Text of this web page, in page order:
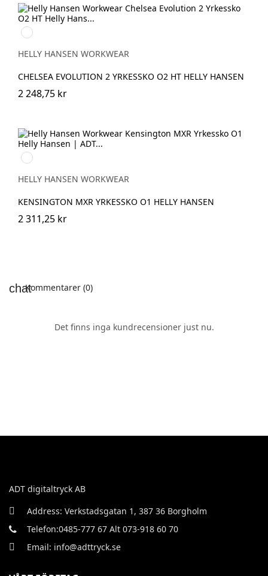
992
BLACK/ORANGE
HELLY HANSEN WORKWEAR
CHELSEA EVOLUTION 2 YRKESSKO O2 HT HELLY HANSEN
2 248,75 kr
991
BLACK/WHITE
HELLY HANSEN WORKWEAR
KENSINGTON MXR YRKESSKO O1 HELLY HANSEN
2 311,25 kr
Kommentarer (0)
Det finns inga kundrecensioner just nu.
ADT digitaltryck AB
Address: Verkstadsgatan 1, 387 36 Borgholm
Telefon:0485-777 67 Alt 073-918 60 70
Email: info@adttryck.se